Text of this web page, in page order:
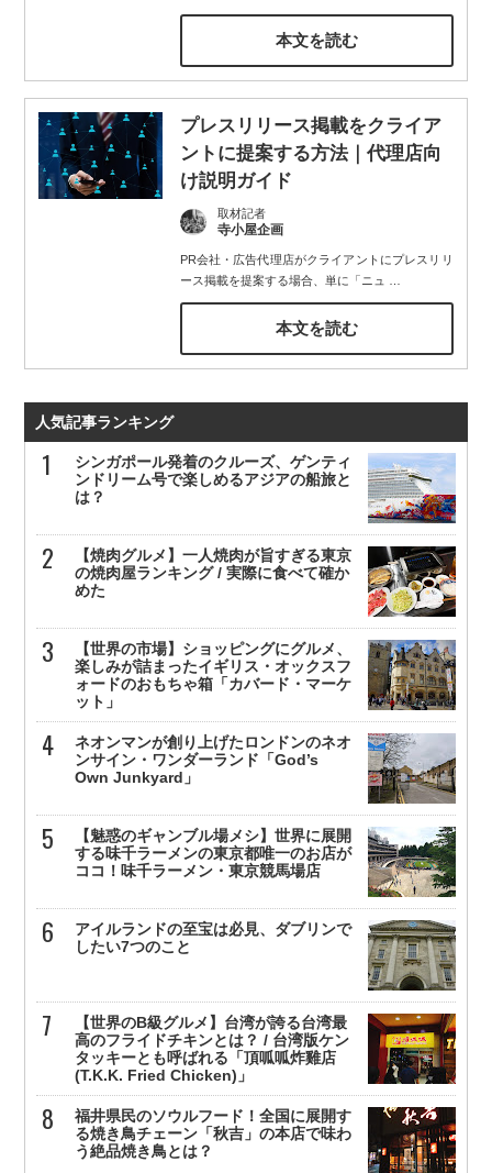
本文を読む
プレスリリース掲載をクライア
ントに提案する方法｜代理店向
け説明ガイド
取材記者
寺小屋企画
PR会社・広告代理店がクライアントにプレスリリ
ース掲載を提案する場合、単に「ニュ
本文を読む
人気記事ランキング
シンガポール発着のクルーズ、ゲンティ
ンドリーム号で楽しめるアジアの船旅と
は？
【焼肉グルメ】一人焼肉が旨すぎる東京
の焼肉屋ランキング / 実際に食べて確か
めた
【世界の市場】ショッピングにグルメ、
楽しみが詰まったイギリス・オックスフ
ォードのおもちゃ箱「カバード・マーケ
ット」
ネオンマンが創り上げたロンドンのネオ
ンサイン・ワンダーランド「God’s
Own Junkyard」
【魅惑のギャンブル場メシ】世界に展開
する味千ラーメンの東京都唯一のお店が
ココ！味千ラーメン・東京競馬場店
アイルランドの至宝は必見、ダブリンで
したい7つのこと
【世界のB級グルメ】台湾が誇る台湾最
高のフライドチキンとは？ / 台湾版ケン
タッキーとも呼ばれる「頂呱呱炸雞店
(T.K.K. Fried Chicken)」
福井県民のソウルフード！全国に展開す
る焼き鳥チェーン「秋吉」の本店で味わ
う絶品焼き鳥とは？